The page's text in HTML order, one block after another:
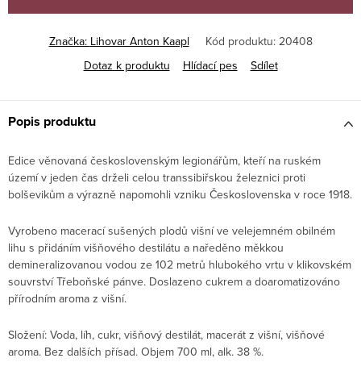
Značka: Lihovar Anton Kaapl Kód produktu: 20408
Dotaz k produktu
Hlídací pes Sdílet
Popis produktu
Edice věnovaná československým legionářům, kteří na ruském
území v jeden čas drželi celou transsibiřskou železnici proti
bolševikům a výrazně napomohli vzniku Československa v roce 1918.
Vyrobeno macerací sušených plodů višní ve velejemném obilném
lihu s přidáním višňového destilátu a naředěno měkkou
demineralizovanou vodou ze 102 metrů hlubokého vrtu v klikovském
souvrství Třeboňské pánve. Doslazeno cukrem a doaromatizováno
přírodním aroma z višní.
Složení: Voda, líh, cukr, višňový destilát, macerát z višní, višňové
aroma. Bez dalších přísad. Objem 700 ml, alk. 38 %.